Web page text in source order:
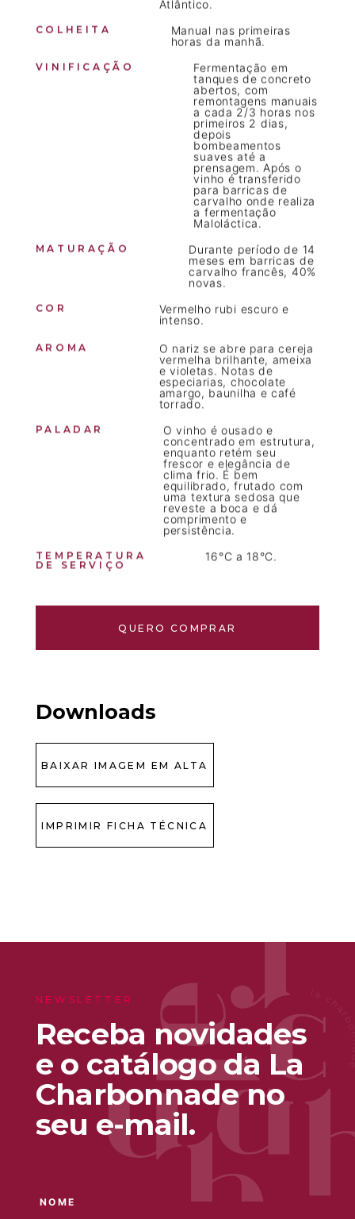
Atlântico.
COLHEITA
Manual nas primeiras
horas da manhã.
VINIFICAÇÃO
Fermentação em
tanques de concreto
abertos, com
remontagens manuais
a cada 2/3 horas nos
primeiros 2 dias,
depois
bombeamentos
suaves até a
prensagem. Após o
vinho é transferido
para barricas de
carvalho onde realiza
a fermentação
Maloláctica.
MATURAÇÃO
Durante período de 14
meses em barricas de
carvalho francês, 40%
novas.
COR
Vermelho rubi escuro e
intenso.
AROMA
O nariz se abre para cereja
vermelha brilhante, ameixa
e violetas. Notas de
especiarias, chocolate
amargo, baunilha e café
torrado.
PALADAR
O vinho é ousado e
concentrado em estrutura,
enquanto retém seu
frescor e elegância de
clima frio. É bem
equilibrado, frutado com
uma textura sedosa que
reveste a boca e dá
comprimento e
persistência.
TEMPERATURA
DE SERVIÇO
16°C a 18°C.
QUERO COMPRAR
Downloads
BAIXAR IMAGEM EM ALTA
IMPRIMIR FICHA TÉCNICA
NEWSLETTER
Receba novidades
e o catálogo da La
Charbonnade no
seu e-mail.